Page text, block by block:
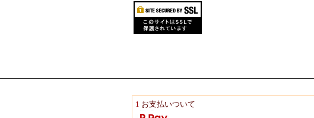
1 お支払いついて